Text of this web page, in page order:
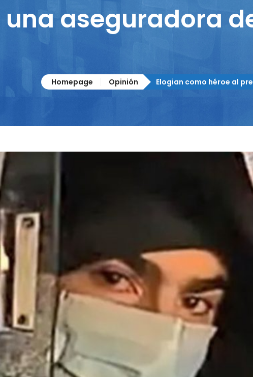
una aseguradora
Homepage Opinión Elogian como héroe al